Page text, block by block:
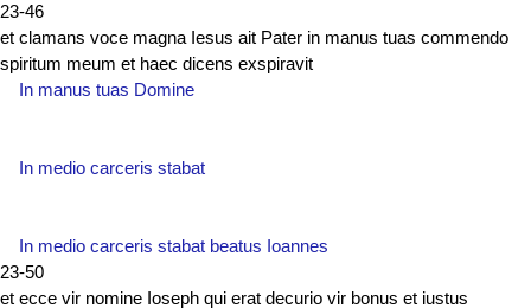
23-46
et clamans voce magna Iesus ait Pater in manus tuas commendo
spiritum meum et haec dicens exspiravit
In manus tuas Domine
In medio carceris stabat
In medio carceris stabat beatus Ioannes
23-50
et ecce vir nomine Ioseph qui erat decurio vir bonus et iustus